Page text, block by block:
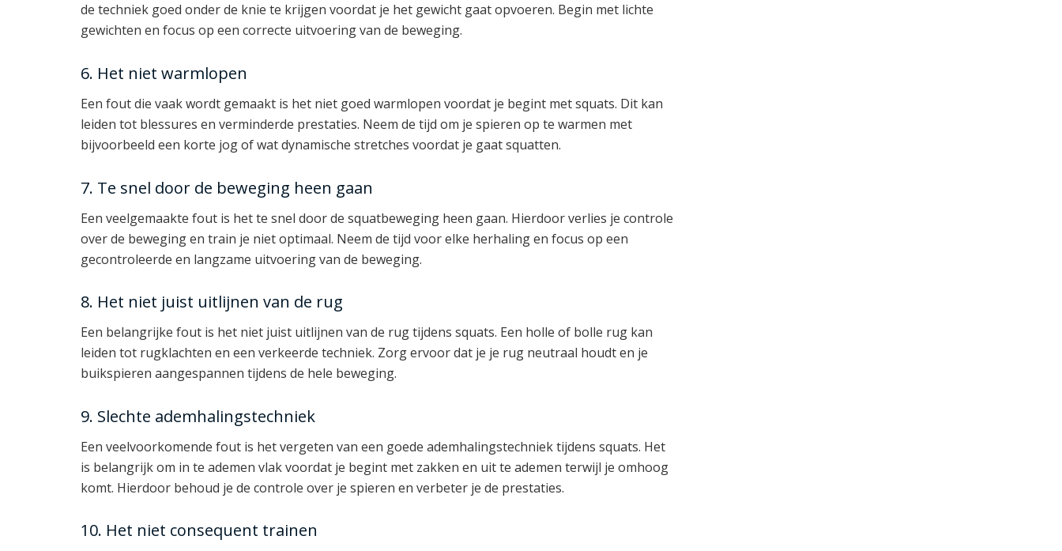
de techniek goed onder de knie te krijgen voordat je het gewicht gaat opvoeren. Begin met lichte
gewichten en focus op een correcte uitvoering van de beweging.
6. Het niet warmlopen
Een fout die vaak wordt gemaakt is het niet goed warmlopen voordat je begint met squats. Dit kan
leiden tot blessures en verminderde prestaties. Neem de tijd om je spieren op te warmen met
bijvoorbeeld een korte jog of wat dynamische stretches voordat je gaat squatten.
7. Te snel door de beweging heen gaan
Een veelgemaakte fout is het te snel door de squatbeweging heen gaan. Hierdoor verlies je controle
over de beweging en train je niet optimaal. Neem de tijd voor elke herhaling en focus op een
gecontroleerde en langzame uitvoering van de beweging.
8. Het niet juist uitlijnen van de rug
Een belangrijke fout is het niet juist uitlijnen van de rug tijdens squats. Een holle of bolle rug kan
leiden tot rugklachten en een verkeerde techniek. Zorg ervoor dat je je rug neutraal houdt en je
buikspieren aangespannen tijdens de hele beweging.
9. Slechte ademhalingstechniek
Een veelvoorkomende fout is het vergeten van een goede ademhalingstechniek tijdens squats. Het
is belangrijk om in te ademen vlak voordat je begint met zakken en uit te ademen terwijl je omhoog
komt. Hierdoor behoud je de controle over je spieren en verbeter je de prestaties.
10. Het niet consequent trainen